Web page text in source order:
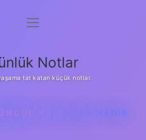
Anasayfa
Yasal Uyarı
menüyü
Notlar
tat katan küçük notlar.
YAKLAŞIM NEDIR